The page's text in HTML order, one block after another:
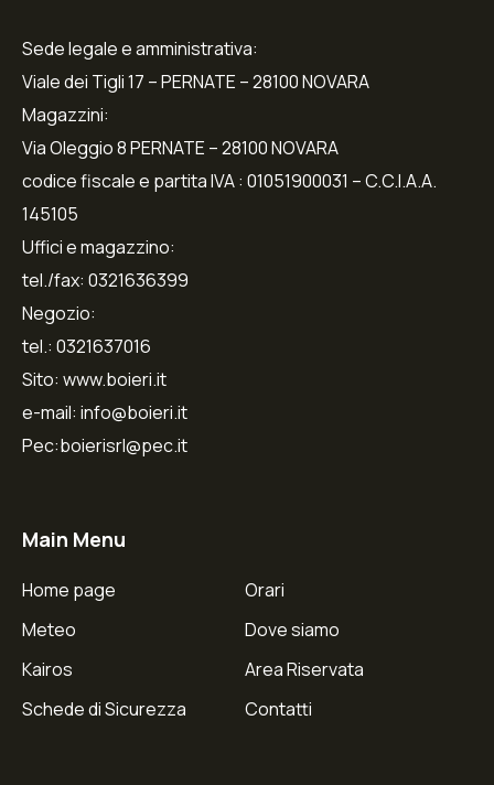
Sede legale e amministrativa:
Viale dei Tigli 17 – PERNATE – 28100 NOVARA
Magazzini:
Via Oleggio 8 PERNATE – 28100 NOVARA
codice fiscale e partita IVA : 01051900031 – C.C.I.A.A.
145105
Uffici e magazzino:
tel./fax: 0321636399
Negozio:
tel.: 0321637016
Sito: www.boieri.it
e-mail: info@boieri.it
Pec:boierisrl@pec.it
Main Menu
Home page
Meteo
Kairos
Schede di Sicurezza
Orari
Dove siamo
Area Riservata
Contatti